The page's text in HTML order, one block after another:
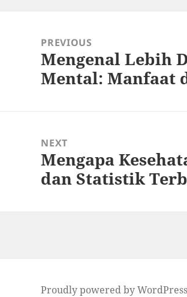
navigationPREVIOUS
Previous
post:
Mengenal Lebih
Mental: Manfaat
NEXT
Next
post:
Mengapa
dan Statistik
Proudly powered by WordPress